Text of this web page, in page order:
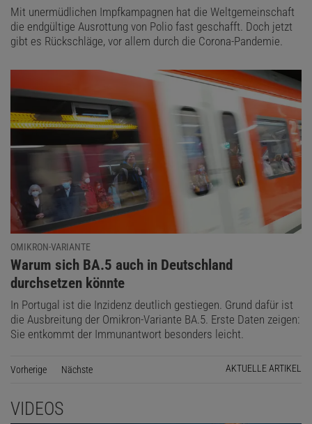
Mit unermüdlichen Impfkampagnen hat die Weltgemeinschaft
die endgültige Ausrottung von Polio fast geschafft. Doch jetzt
gibt es Rückschläge, vor allem durch die Corona-Pandemie.
OMIKRON-VARIANTE
:
Warum sich BA.5 auch in Deutschland
durchsetzen könnte
In Portugal ist die Inzidenz deutlich gestiegen. Grund dafür ist
die Ausbreitung der Omikron-Variante BA.5. Erste Daten zeigen:
Sie entkommt der Immunantwort besonders leicht.
Vorherige SeiteNächste AKTUELLE ARTIKEL
VIDEOS